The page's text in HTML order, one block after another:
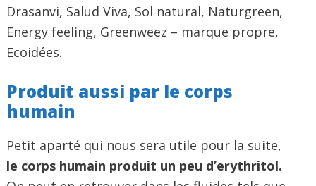
Drasanvi, Salud Viva, Sol natural, Naturgreen,
Energy feeling, Greenweez – marque propre,
Ecoidées.
Produit aussi par le corps
humain
Petit aparté qui nous sera utile pour la suite,
le corps humain produit un peu d’erythritol.